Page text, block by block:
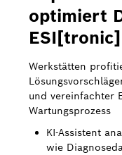
Bosch
Kontakt
optimiert
Werkstätten
und vereinfachter
Wartungsprozess
KI-Assistent
wie